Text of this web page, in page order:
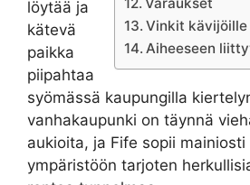
Vinkit kävijöille
Aiheeseen
löytää ja
kätevä
paikka
piipahtaa
syömässä kaupungilla
vanhakaupunki on täynnä
aukioita, ja Fife sopii mainiosti
ympäristöön tarjoten